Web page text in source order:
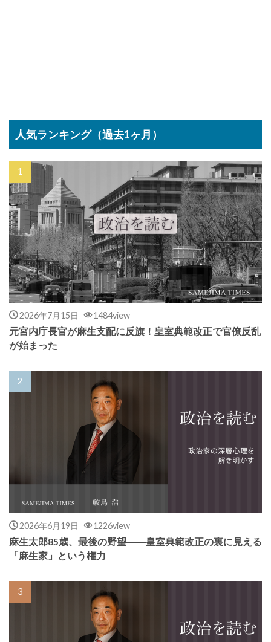
人気ランキング（過去1ヶ月）
2026年7月15日 1484view
元宮内庁長官が麻生支配に反旗！皇室典範改正で官僚反乱
が始まった
2026年6月19日 1226view
麻生太郎85歳、最後の野望――皇室典範改正の裏に見える
「麻生家」という権力